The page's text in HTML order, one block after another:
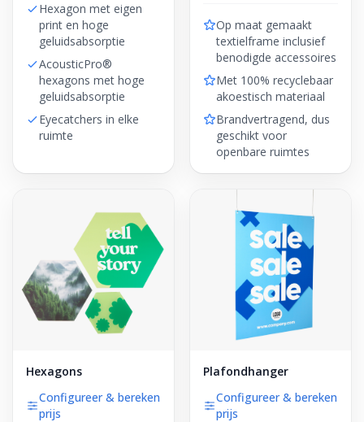
Hexagon met eigen
print en hoge
geluidsabsorptie
AcousticPro®
hexagons met hoge
geluidsabsorptie
Eyecatchers in elke
ruimte
Op maat gemaakt
textielframe inclusief
benodigde accessoires
Met 100% recyclebaar
akoestisch materiaal
Brandvertragend, dus
geschikt voor
openbare ruimtes
Hexagons
Configureer & bereken
prijs
Plafondhanger
Configureer & bereken
prijs